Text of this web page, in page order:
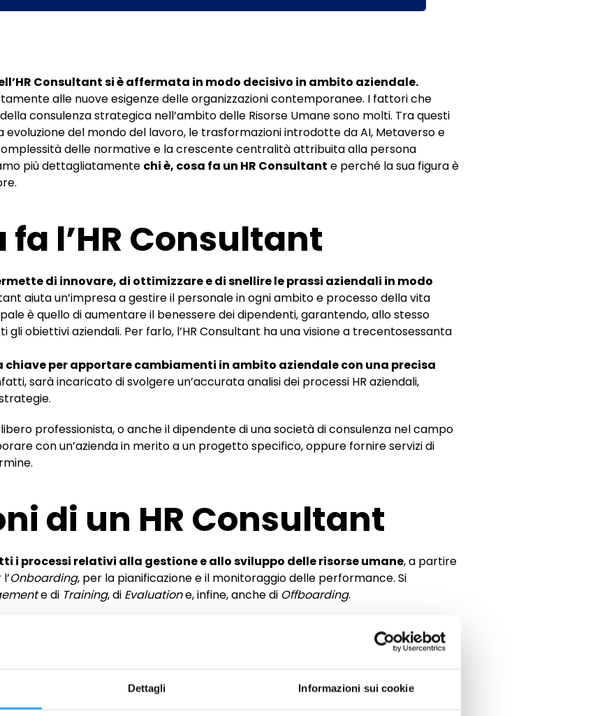
Dettagli Informazioni sui cookie
Consultant si è affermata in modo decisivo in ambito aziendale.
alle nuove esigenze delle organizzazioni contemporanee. I fattori che
consulenza strategica nell’ambito delle Risorse Umane sono molti. Tra questi
del mondo del lavoro, le trasformazioni introdotte da AI, Metaverso e
delle normative e la crescente centralità attribuita alla persona
più dettagliatamente chi è, cosa fa un HR Consultant e perché la sua figura è
fa l’HR Consultant
di innovare, di ottimizzare e di snellire le prassi aziendali in modo
aiuta un’impresa a gestire il personale in ogni ambito e processo della vita
è quello di aumentare il benessere dei dipendenti, garantendo, allo stesso
obiettivi aziendali. Per farlo, l’HR Consultant ha una visione a trecentosessanta
chiave per apportare cambiamenti in ambito aziendale con una precisa
sarà incaricato di svolgere un’accurata analisi dei processi HR aziendali,
libero professionista, o anche il dipendente di una società di consulenza nel campo
con un’azienda in merito a un progetto specifico, oppure fornire servizi di
di un HR Consultant
i processi relativi alla gestione e allo sviluppo delle risorse umane, a partire
Onboarding, per la pianificazione e il monitoraggio delle performance. Si
e di Training, di Evaluatione, infine, anche di Offboarding.
il consulente strategico delle risorse umane può assistere un’azienda durante la
dalla scrittura degli annunci di lavoro, fino ad arrivare alla conduzione dei
l’HR Consultant aiuta un’azienda nella gestione del personale, aumentandone il